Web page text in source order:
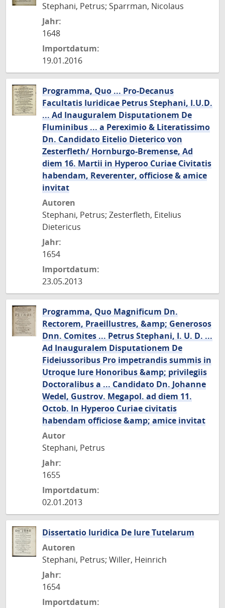
Stephani, Petrus; Sparrman, Nicolaus
Jahr:
1648
Importdatum:
19.01.2016
Programma, Quo ... Pro-Decanus
Facultatis Iuridicae Petrus Stephani, I.U.D.
... Ad Inauguralem Disputationem De
Fluminibus ... a Pereximio & Literatissimo
Dn. Candidato Eitelio Dieterico von
Zesterfleth/ Hornburgo-Bremense, Ad
diem 16. Martii in Hyperoo Curiae Civitatis
habendam, Reverenter, officiose & amice
invitat
Autoren
Stephani, Petrus; Zesterfleth, Eitelius
Dietericus
Jahr:
1654
Importdatum:
23.05.2013
Programma, Quo Magnificum Dn.
Rectorem, Praeillustres, &amp; Generosos
Dnn. Comites ... Petrus Stephani, I. U. D. ...
Ad Inauguralem Disputationem De
Fideiussoribus Pro impetrandis summis in
Utroque Iure Honoribus &amp; privilegiis
Doctoralibus a ... Candidato Dn. Johanne
Wedel, Gustrov. Megapol. ad diem 11.
Octob. In Hyperoo Curiae civitatis
habendam officiose &amp; amice invitat
Autor
Stephani, Petrus
Jahr:
1655
Importdatum:
02.01.2013
Dissertatio Iuridica De Iure Tutelarum
Autoren
Stephani, Petrus; Willer, Heinrich
Jahr:
1654
Importdatum: